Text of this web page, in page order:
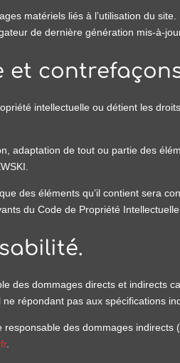
matériels liés à l’utilisation du
de dernière génération mis-à-
et
intellectuelle ou détient les
adaptation de tout ou partie des
des éléments qu’il contient sera
du Code de Propriété Intellectuelle.
des dommages directs et indirects
répondant pas aux spécifications
des dommages
.